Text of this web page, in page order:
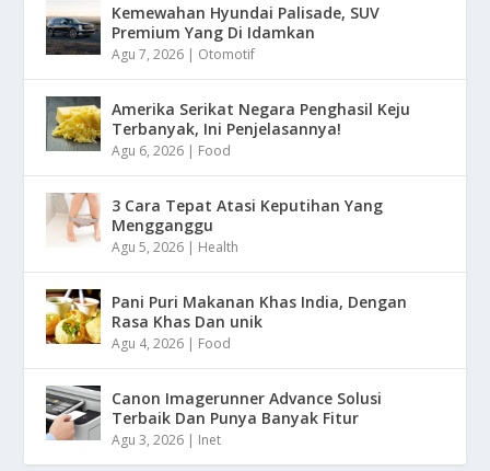
Kemewahan Hyundai Palisade, SUV
Premium Yang Di Idamkan
Agu 7, 2026 | Otomotif
Amerika Serikat Negara Penghasil Keju
Terbanyak, Ini Penjelasannya!
Agu 6, 2026 | Food
3 Cara Tepat Atasi Keputihan Yang
Mengganggu
Agu 5, 2026 | Health
Pani Puri Makanan Khas India, Dengan
Rasa Khas Dan unik
Agu 4, 2026 | Food
Canon Imagerunner Advance Solusi
Terbaik Dan Punya Banyak Fitur
Agu 3, 2026 | Inet